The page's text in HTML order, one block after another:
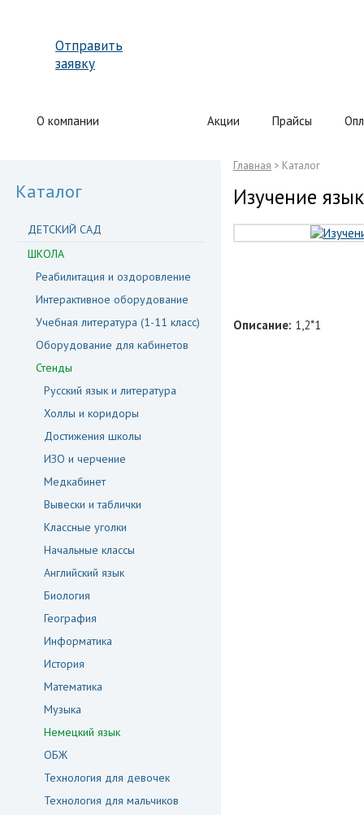
Отправить
заявку
О компании Акции Прайсы
Каталог
ДЕТСКИЙ САД
ШКОЛА
Реабилитация и оздоровление
Интерактивное оборудование
Учебная литература (1-11 класс)
Оборудование для кабинетов
Стенды
Русский язык и литература
Холлы и коридоры
Достижения школы
ИЗО и черчение
Медкабинет
Вывески и таблички
Классные уголки
Начальные классы
Английский язык
Биология
География
Информатика
История
Математика
Музыка
Немецкий язык
ОБЖ
Технология для девочек
Технология для мальчиков
Главная > Каталог
Изучение
Описание: 1,2*1